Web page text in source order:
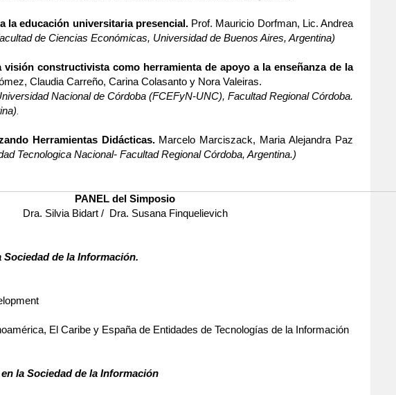
la educación universitaria presencial. Prof. Mauricio Dorfman, Lic.Andrea
de Ciencias Económicas, Universidad de Buenos Aires, Argentina)
constructivista como herramienta de apoyo a la enseñanza de la
Claudia Carreño, Carina Colasanto y Nora Valeiras.
Nacional de Córdoba (FCEFyN-UNC), Facultad Regional Córdoba.
Herramientas Didácticas. Marcelo Marciszack, Maria Alejandra Paz
Tecnologica Nacional- Facultad Regional Córdoba, Argentina.)
PANEL del Simposio
Dra. Silvia Bidart /
Dra. Susana Finquelievich
de la Información.
El Caribe y España de Entidades de Tecnologías de la Información
la Sociedad de la Información